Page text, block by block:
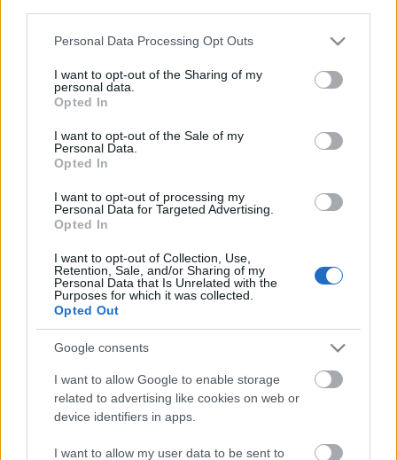
Please note that this website/app uses one or more Google
not limited to your visit or usage behaviour. You may click to
grant or deny consent to Google and its third-party tags to
use your data for below specified purposes in below Google
consent section.
Personal Data Processing Opt Outs
I want to opt-out of the Sharing of my
personal data.
Opted In
I want to opt-out of the Sale of my
Personal Data.
Opted In
I want to opt-out of processing my
Personal Data for Targeted Advertising.
Opted In
I want to opt-out of Collection, Use,
Retention, Sale, and/or Sharing of my
Personal Data that Is Unrelated with the
Purposes for which it was collected.
Opted Out
Google consents
I want to allow Google to enable storage
related to advertising like cookies on web or
device identifiers in apps.
I want to allow my user data to be sent to
Osztályvezető tanár:Máté Gábor
Bemutató előadás: 2007. május 19. 15 óra
További előadások: május 20. 15 óra és 19 óra
Zsuzsa
Forrás: SZFE
Ajánlott bejegyzések: